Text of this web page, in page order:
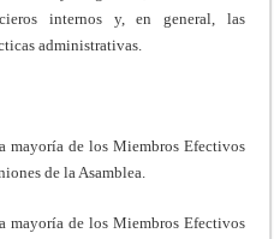
internos y, en general, las
administrativas.
mayoría de los Miembros Efectivos
de la Asamblea.
mayoría de los Miembros Efectivos